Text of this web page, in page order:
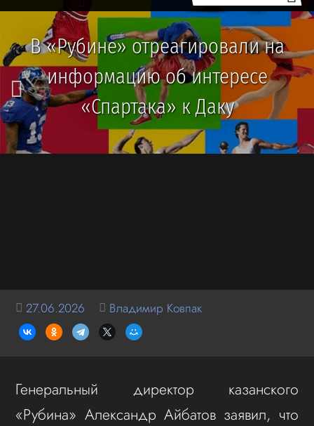
В «Рубине» отреагировали на
информацию об интересе
«Спартака» к Даку
27.06.2026 Владимир Ковпак
Генеральный директор казанского
«Рубина» Александр Айбатов заявил, что